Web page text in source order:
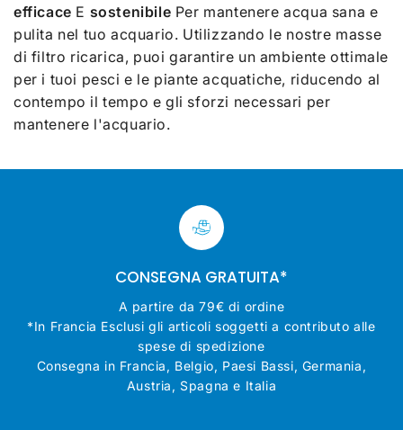
efficace E sostenibile Per mantenere acqua sana e
pulita nel tuo acquario. Utilizzando le nostre masse
di filtro ricarica, puoi garantire un ambiente ottimale
per i tuoi pesci e le piante acquatiche, riducendo al
contempo il tempo e gli sforzi necessari per
mantenere l'acquario.
CONSEGNA GRATUITA*
A partire da 79€ di ordine
*In Francia Esclusi gli articoli soggetti a contributo alle
spese di spedizione
Consegna in Francia, Belgio, Paesi Bassi, Germania,
Austria, Spagna e Italia